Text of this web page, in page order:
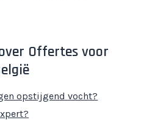
Offertes voor
opstijgend vocht?